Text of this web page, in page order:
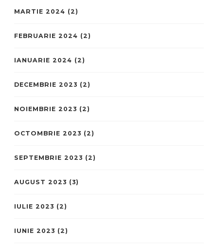
MARTIE 2024 (2)
FEBRUARIE 2024 (2)
IANUARIE 2024 (2)
DECEMBRIE 2023 (2)
NOIEMBRIE 2023 (2)
OCTOMBRIE 2023 (2)
SEPTEMBRIE 2023 (2)
AUGUST 2023 (3)
IULIE 2023 (2)
IUNIE 2023 (2)